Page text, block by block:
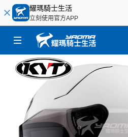
耀瑪騎士生活
立刻使用官方APP